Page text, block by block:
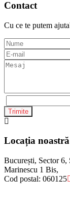
Contact
Cu ce te putem
Trimite
Locația noastră
București, Sector 6,
Marinescu 1 Bis,
Cod postal: 060125